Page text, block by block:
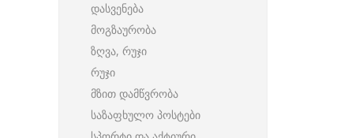
დასვენება
მოგზაურობა
ზღვა, რუჯი
რუჯი
მზით დამწვრობა
საზაფხულო პოსტები